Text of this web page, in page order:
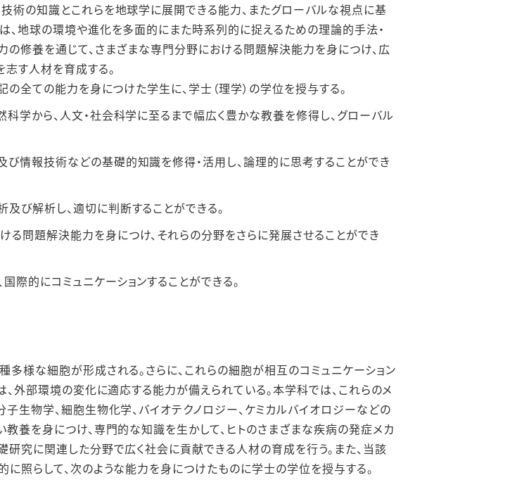
術の知識とこれらを地球学に展開できる能⼒、またグローバルな視点に基
地球の環境や進化を多⾯的にまた時系列的に捉えるための理論的⼿法・
修養を通じて、さまざまな専⾨分野における問題解決能⼒を⾝につけ、広
す⼈材を育成する。
全ての能⼒を⾝につけた学⽣に、学⼠（理学）の学位を授与する。
科学から、⼈⽂・社会科学に⾄るまで幅広く豊かな教養を修得し、グローバル
情報技術などの基礎的知識を修得・活用し、論理的に思考することができ
び解析し、適切に判断することができる。
問題解決能⼒を⾝につけ、それらの分野をさらに発展させることができ
際的にコミュニケーションすることができる。
様な細胞が形成される。さらに、これらの細胞が相互のコミュニケーション
外部環境の変化に適応する能⼒が備えられている。本学科では、これらのメ
⽣物学、細胞⽣物化学、バイオテクノロジー、ケミカルバイオロジーなどの
養を⾝につけ、専⾨的な知識を⽣かして、ヒトのさまざまな疾病の発症メカ
究に関連した分野で広く社会に貢献できる⼈材の育成を⾏う。また、当該
照らして、次のような能⼒を⾝につけたものに学⼠の学位を授与する。